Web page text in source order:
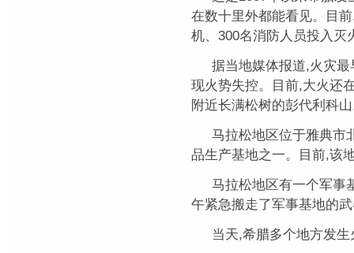
在数十里外都能看见。目
机、300名消防人员投入灭
据当地媒体报道,火灾
现火势失控。目前,大火还
附近长满松树的彭代利科
马拉松地区位于雅典市
品生产基地之一。目前,该
马拉松地区有一个军事
午紧急搬走了军事基地的
当天,希腊多个地方发生